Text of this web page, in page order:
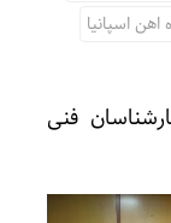
اهن اسپانیا
فنی